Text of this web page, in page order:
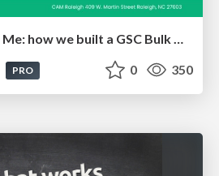
Noah Learner - AI + Me: how we built a GSC Bulk Export data pipeline
PRO 0 350